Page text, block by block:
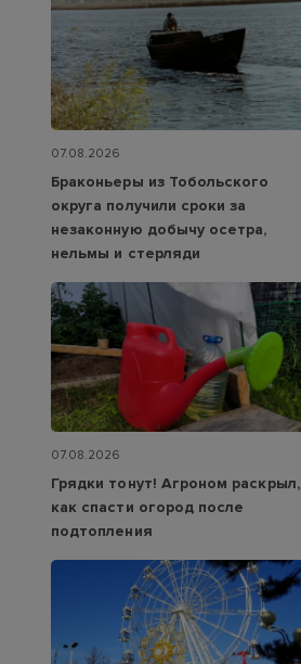
07.08.2026
Браконьеры из Тобольского
округа получили сроки за
незаконную добычу осетра,
нельмы и стерляди
07.08.2026
Грядки тонут! Агроном раскрыл,
как спасти огород после
подтопления